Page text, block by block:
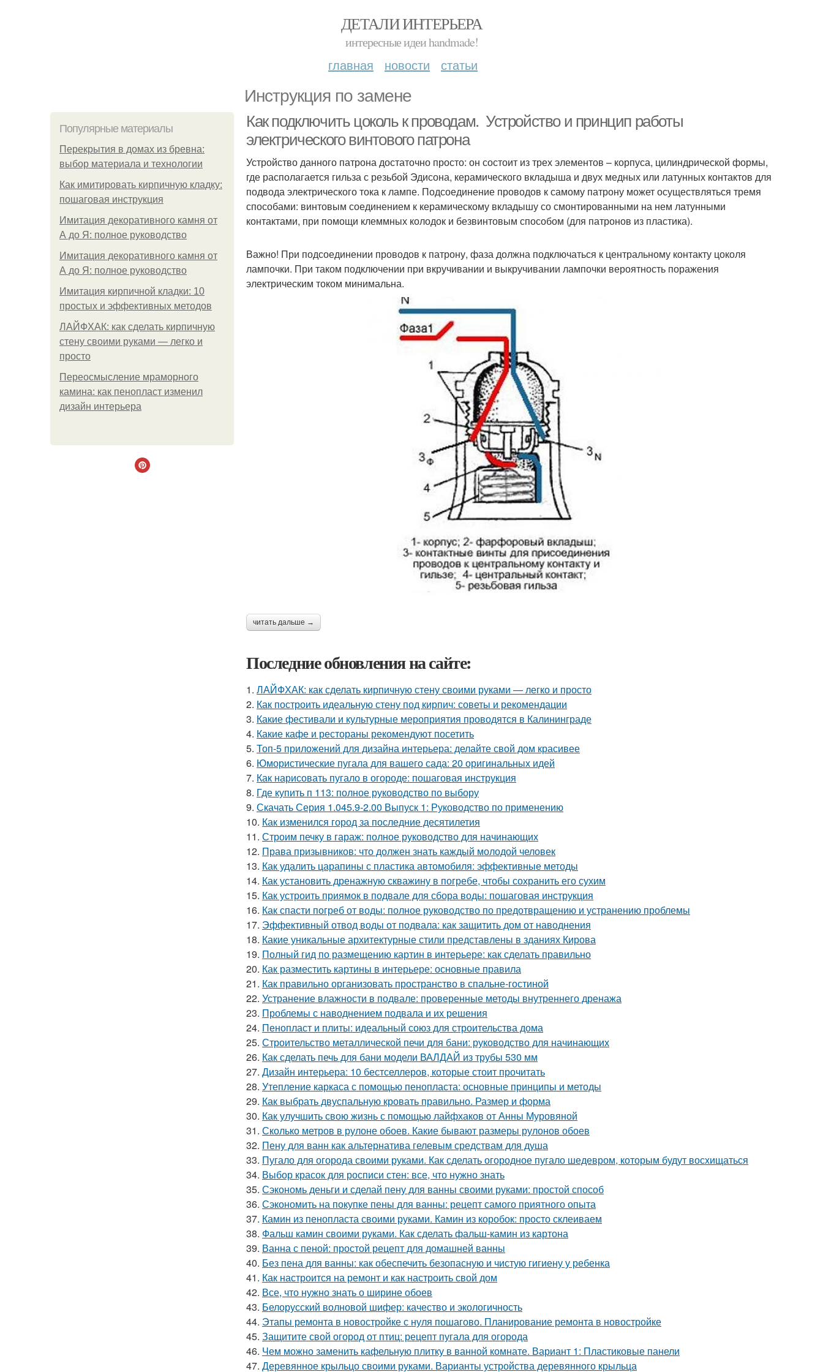
ДЕТАЛИ ИНТЕРЬЕРА
интересные идеи handmade!
главная новости статьи
Инструкция по замене
Популярные материалы
Перекрытия в домах из бревна:
выбор материала и технологии
Как имитировать кирпичную кладку:
пошаговая инструкция
Имитация декоративного камня от
А до Я: полное руководство
Имитация декоративного камня от
А до Я: полное руководство
Имитация кирпичной кладки: 10
простых и эффективных методов
ЛАЙФХАК: как сделать кирпичную
стену своими руками — легко и
просто
Переосмысление мраморного
камина: как пенопласт изменил
дизайн интерьера
Как подключить цоколь к проводам. Устройство и принцип работы
электрического винтового патрона
Устройство данного патрона достаточно просто: он состоит из трех элементов – корпуса, цилиндрической формы,
где располагается гильза с резьбой Эдисона, керамического вкладыша и двух медных или латунных контактов для
подвода электрического тока к лампе. Подсоединение проводов к самому патрону может осуществляться тремя
способами: винтовым соединением к керамическому вкладышу со смонтированными на нем латунными
контактами, при помощи клеммных колодок и безвинтовым способом (для патронов из пластика).
Важно! При подсоединении проводов к патрону, фаза должна подключаться к центральному контакту цоколя
лампочки. При таком подключении при вкручивании и выкручивании лампочки вероятность поражения
электрическим током минимальна.
читать дальше →
Последние обновления на сайте:
1. ЛАЙФХАК: как сделать кирпичную стену своими руками — легко и просто
2. Как построить идеальную стену под кирпич: советы и рекомендации
3. Какие фестивали и культурные мероприятия проводятся в Калининграде
4. Какие кафе и рестораны рекомендуют посетить
5. Топ-5 приложений для дизайна интерьера: делайте свой дом красивее
6. Юмористические пугала для вашего сада: 20 оригинальных идей
7. Как нарисовать пугало в огороде: пошаговая инструкция
8. Где купить п 113: полное руководство по выбору
9. Скачать Серия 1.045.9-2.00 Выпуск 1: Руководство по применению
10. Как изменился город за последние десятилетия
11. Строим печку в гараж: полное руководство для начинающих
12. Права призывников: что должен знать каждый молодой человек
13. Как удалить царапины с пластика автомобиля: эффективные методы
14. Как установить дренажную скважину в погребе, чтобы сохранить его сухим
15. Как устроить приямок в подвале для сбора воды: пошаговая инструкция
16. Как спасти погреб от воды: полное руководство по предотвращению и устранению проблемы
17. Эффективный отвод воды от подвала: как защитить дом от наводнения
18. Какие уникальные архитектурные стили представлены в зданиях Кирова
19. Полный гид по размещению картин в интерьере: как сделать правильно
20. Как разместить картины в интерьере: основные правила
21. Как правильно организовать пространство в спальне-гостиной
22. Устранение влажности в подвале: проверенные методы внутреннего дренажа
23. Проблемы с наводнением подвала и их решения
24. Пенопласт и плиты: идеальный союз для строительства дома
25. Строительство металлической печи для бани: руководство для начинающих
26. Как сделать печь для бани модели ВАЛДАЙ из трубы 530 мм
27. Дизайн интерьера: 10 бестселлеров, которые стоит прочитать
28. Утепление каркаса с помощью пенопласта: основные принципы и методы
29. Как выбрать двуспальную кровать правильно. Размер и форма
30. Как улучшить свою жизнь с помощью лайфхаков от Анны Муровяной
31. Сколько метров в рулоне обоев. Какие бывают размеры рулонов обоев
32. Пену для ванн как альтернатива гелевым средствам для душа
33. Пугало для огорода своими руками. Как сделать огородное пугало шедевром, которым будут восхищаться
34. Выбор красок для росписи стен: все, что нужно знать
35. Сэкономь деньги и сделай пену для ванны своими руками: простой способ
36. Сэкономить на покупке пены для ванны: рецепт самого приятного опыта
37. Камин из пенопласта своими руками. Камин из коробок: просто склеиваем
38. Фальш камин своими руками. Как сделать фальш-камин из картона
39. Ванна с пеной: простой рецепт для домашней ванны
40. Без пена для ванны: как обеспечить безопасную и чистую гигиену у ребенка
41. Как настроится на ремонт и как настроить свой дом
42. Все, что нужно знать о ширине обоев
43. Белорусский волновой шифер: качество и экологичность
44. Этапы ремонта в новостройке с нуля пошагово. Планирование ремонта в новостройке
45. Защитите свой огород от птиц: рецепт пугала для огорода
46. Чем можно заменить кафельную плитку в ванной комнате. Вариант 1: Пластиковые панели
47. Деревянное крыльцо своими руками. Варианты устройства деревянного крыльца